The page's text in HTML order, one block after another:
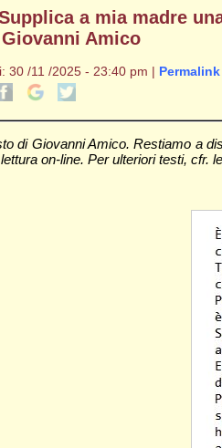
a mia madre
Amico
30 /11 /2025 - 23:40 pm | Permalink
di Giovanni Amico. Restiamo a
on-line. Per ulteriori testi, cfr.